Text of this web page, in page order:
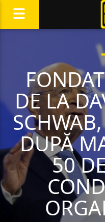
DE LA
DUPĂ
50